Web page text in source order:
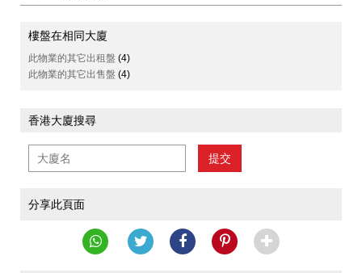
樓盤在相同大廈
此物業的其它出租盤 (4)
此物業的其它出售盤 (4)
香港大廈搜尋
提交
分享此頁面